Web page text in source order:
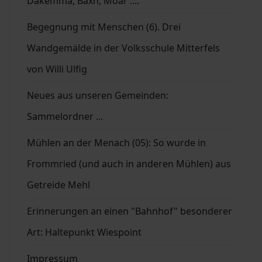
Begegnung mit Menschen (6). Drei
Wandgemälde in der Volksschule Mitterfels
von Willi Ulfig
Neues aus unseren Gemeinden:
Sammelordner ...
Mühlen an der Menach (05): So wurde in
Frommried (und auch in anderen Mühlen) aus
Getreide Mehl
Erinnerungen an einen "Bahnhof" besonderer
Art: Haltepunkt Wiespoint
Impressum